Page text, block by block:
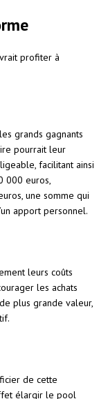
profiter à
grands gagnants
pourrait leur
facilitant ainsi
000 euros,
une somme qui
apport personnel.
leurs coûts
les achats
plus grande valeur,
de cette
élargir le pool